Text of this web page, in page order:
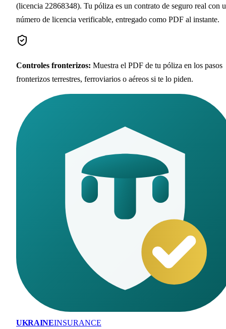
(licencia 22868348). Tu póliza es un contrato de seguro real con
número de licencia verificable, entregado como PDF al instante.
Controles fronterizos: Muestra el PDF de tu póliza en los pasos
fronterizos terrestres, ferroviarios o aéreos si te lo piden.
UKRAINEINSURANCE